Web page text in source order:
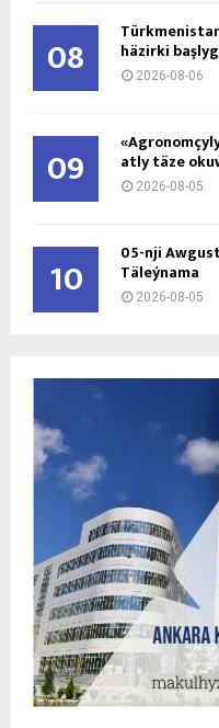
08 häzirki
2026-08-06
09 atly täze
2026-08-05
10 05-nji
Täleýnama
2026-08-05